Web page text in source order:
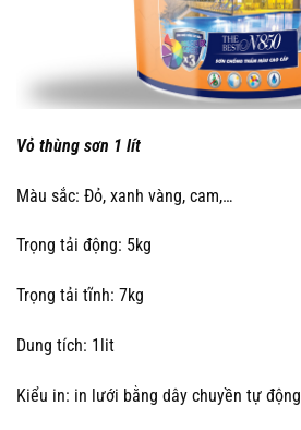
Vỏ thùng sơn 1 lít
Màu sắc: Đỏ, xanh vàng, cam,…
Trọng tải động: 5kg
Trọng tải tĩnh: 7kg
Dung tích: 1lit
Kiểu in: in lưới bằng dây chuyền tự động